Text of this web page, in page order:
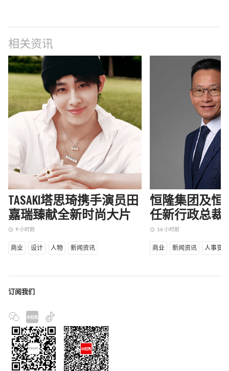
相关资讯
TASAKI塔思琦携手演员田
嘉瑞臻献全新时尚大片
access_time 9 小时前
商业 设计 人物 新闻资讯
恒隆集团及恒
任新行政总裁
access_time 16 小时前
商业 新闻资讯 人事变动
订阅我们